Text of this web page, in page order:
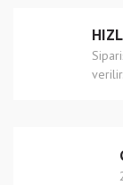
Bu ürüne
verilir.